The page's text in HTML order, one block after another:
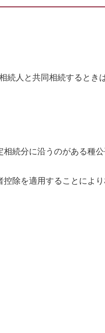
続人と共同相続するとき
続分に沿うのがある種
除を適用することによ